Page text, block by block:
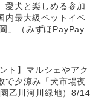
愛犬と楽しめる参加
内最大級ペットイベ
」（みずほPayPay
ト】マルシェやアク
で夕涼み「犬市場夜
乙川河川緑地）8/14